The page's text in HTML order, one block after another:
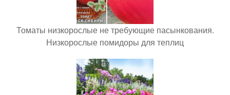
Томаты низкорослые не требующие пасынкования.
Низкорослые помидоры для теплиц